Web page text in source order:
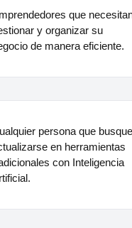
que
y organizar su
de manera eficiente.
persona que busque
en herramientas
con Inteligencia